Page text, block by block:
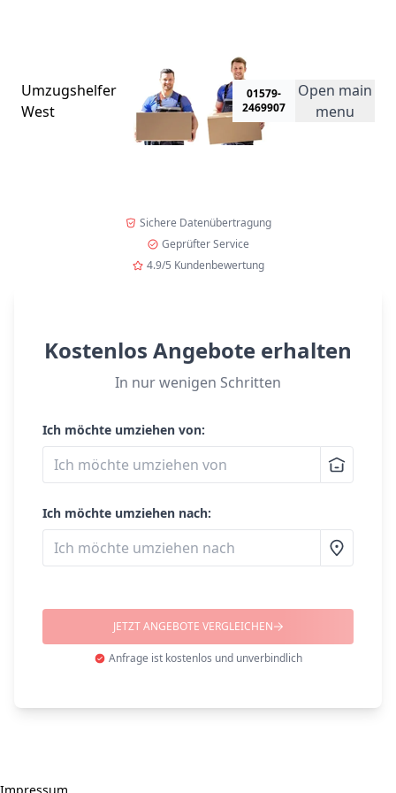
Umzugshelfer
West
01579-
2469907
Open main
menu
Sichere Datenübertragung
Geprüfter Service
4.9/5 Kundenbewertung
Kostenlos Angebote erhalten
In nur wenigen Schritten
Ich möchte umziehen von:
Ich möchte umziehen nach:
JETZT ANGEBOTE VERGLEICHEN
Anfrage ist kostenlos und unverbindlich